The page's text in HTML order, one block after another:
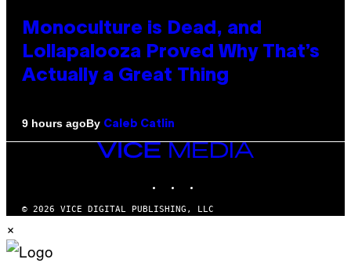
Monoculture is Dead, and
Lollapalooza Proved Why That’s
Actually a Great Thing
9 hours agoBy Caleb Catlin
VICE
MEDIA
© 2026 VICE DIGITAL PUBLISHING, LLC
×